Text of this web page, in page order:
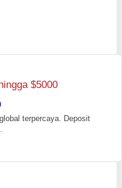
terpercaya. Deposit